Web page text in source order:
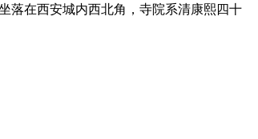
在西安城内西北角，寺院系清康熙四十